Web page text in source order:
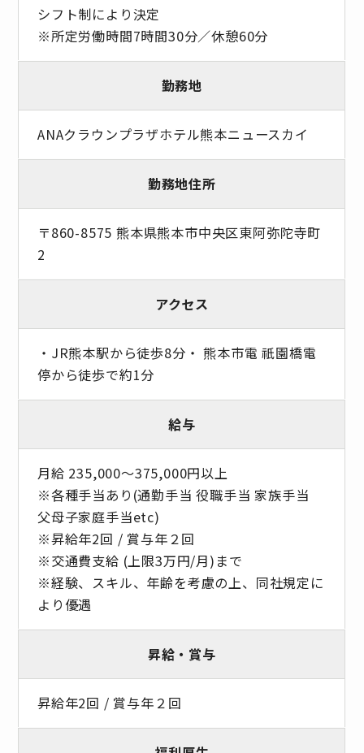
シフト制により決定
※所定労働時間7時間30分／休憩60分
勤務地
ANAクラウンプラザホテル熊本ニュースカイ
勤務地住所
〒860-8575 熊本県熊本市中央区東阿弥陀寺町
2
アクセス
・JR熊本駅から徒歩8分・ 熊本市電 祇園橋電
停から徒歩で約1分
給与
月給 235,000～375,000円以上
※各種手当あり(通勤手当 役職手当 家族手当
父母子家庭手当etc)
※昇給年2回 / 賞与年２回
※交通費支給 (上限3万円/月)まで
※経験、スキル、年齢を考慮の上、同社規定に
より優遇
昇給・賞与
昇給年2回 / 賞与年２回